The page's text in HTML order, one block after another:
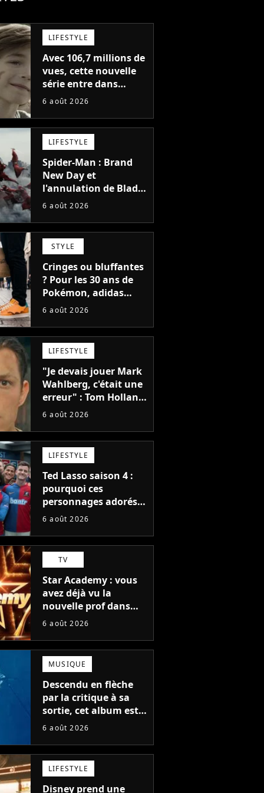
LIFESTYLE
Avec 106,7 millions de
vues, cette nouvelle
série entre dans
l'histoire de Netflix en
6 août 2026
LIFESTYLE
Spider-Man : Brand
New Day et
l'annulation de Blade
montrent que Marvel
faire quoi que ce soit
de simple
6 août 2026
STYLE
Cringes ou bluffantes
? Pour les 30 ans de
Pokémon, adidas
dévoile une énorme
et je ne sais pas quoi
en penser
6 août 2026
LIFESTYLE
"Je devais jouer Mark
Wahlberg, c'était une
erreur" : Tom Holland,
la star de Spider-Man,
blockbuster
6 août 2026
LIFESTYLE
Ted Lasso saison 4 :
pourquoi ces
personnages adorés
des fans ne sont pas
6 août 2026
TV
Star Academy : vous
avez déjà vu la
nouvelle prof dans
The Voice et aux
6 août 2026
MUSIQUE
Descendu en flèche
par la critique à sa
sortie, cet album est
en train de devenir le
auteur
6 août 2026
LIFESTYLE
Disney prend une